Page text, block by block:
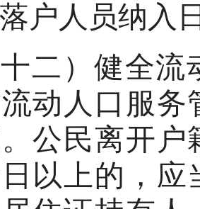
户人员纳入
十二）健全
动人口服务
公民离开户
以上的，